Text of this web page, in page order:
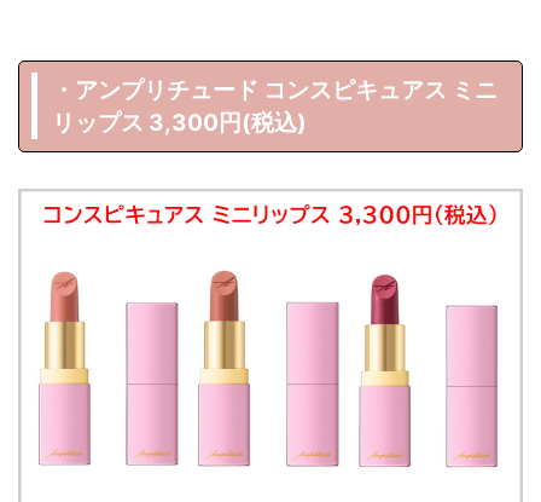
・アンプリチュード コンスピキュアス ミニ
リップス 3,300円(税込)